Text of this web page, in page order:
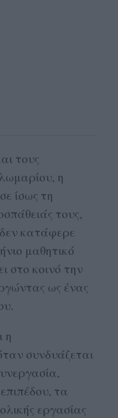
τους
η
ίσως τη
τους,
κατάφερε
μαθητικό
στο κοινό την
ως ένας
η
συνδυάζεται
τα
εργασίας